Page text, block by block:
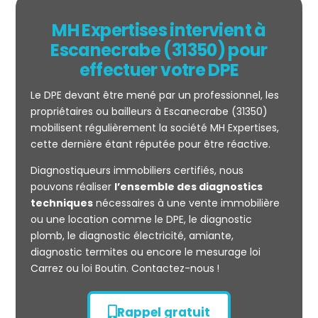
Mesurage
CARREZ
MH Expertises intervient à
Escanecrabe (31350) pour
effectuer votre DPE
Le DPE devant être mené par un professionnel, les
propriétaires ou bailleurs à Escanecrabe (31350)
mobilisent régulièrement la société MH Expertises,
cette dernière étant réputée pour être réactive.
Diagnostiqueurs immobiliers certifiés, nous
pouvons réaliser l’ensemble des diagnostics
techniquesnécessaires à une vente immobilière
ou une location comme le DPE, le diagnostic
plomb, le diagnostic électricité, amiante,
diagnostic termites ou encore le mesurage loi
Carrez ou loi Boutin. Contactez-nous !
Rappel gratuit